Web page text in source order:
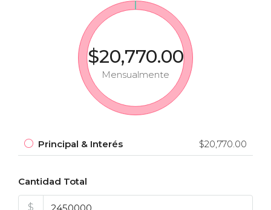
$20,770.00
Mensualmente
Principal & Interés $20,770.00
Cantidad Total
$